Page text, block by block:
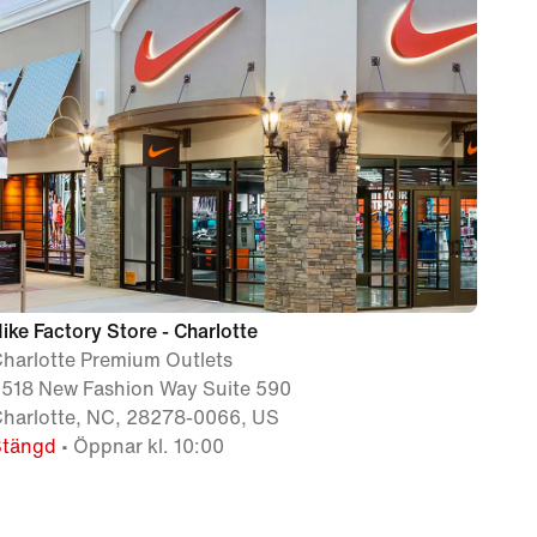
Factory Store - Charlotte
Premium Outlets
New Fashion Way Suite 590
NC, 28278-0066, US
• Öppnar kl. 10:00